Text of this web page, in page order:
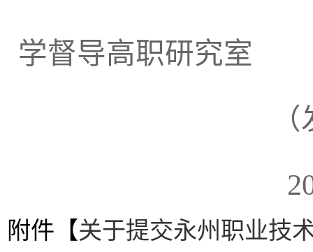
学督导高职研究室
（发展规
附件【关于提交永州职业技